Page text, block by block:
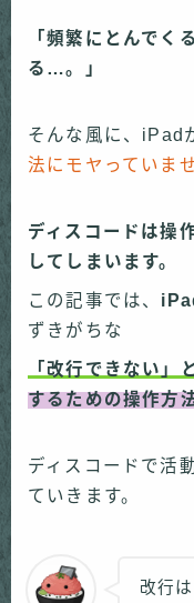
「頻繁にとんでく
る…。」
そんな風に、iPad
法にモヤっていま
ディスコードは操
してしまいます。
この記事では、
ずきがちな
「改行できない」
するための操作方
ディスコードで活
ていきます。
改行